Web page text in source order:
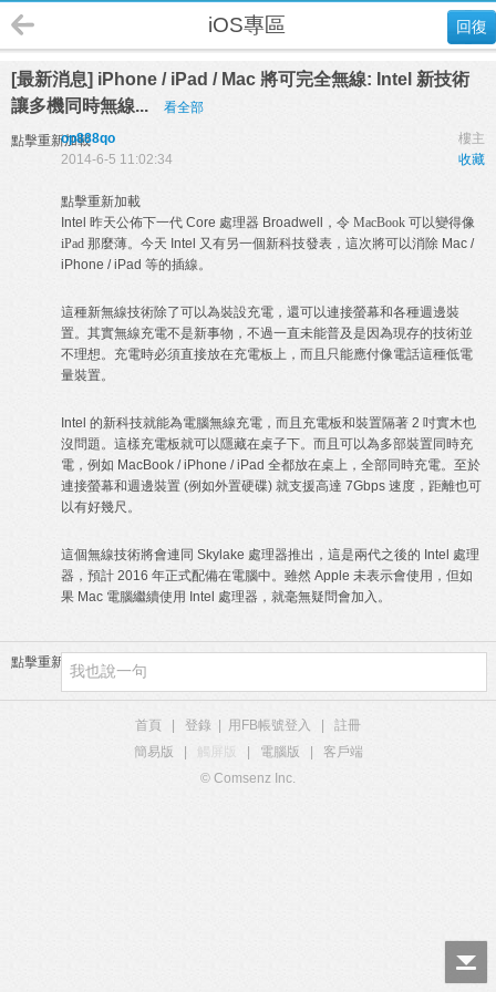
回復
iOS專區
[最新消息] iPhone / iPad / Mac 將可完全無線: Intel 新技術
讓多機同時無線...
看全部
點擊重新加載 樓主
op888qo
收藏
2014-6-5 11:02:34
點擊重新加載
Intel 昨天公佈下一代 Core 處理器 Broadwell，令 MacBook 可以變得像
iPad 那麼薄。今天 Intel 又有另一個新科技發表，這次將可以消除 Mac /
iPhone / iPad 等的插線。
這種新無線技術除了可以為裝設充電，還可以連接螢幕和各種週邊裝
置。其實無線充電不是新事物，不過一直未能普及是因為現存的技術並
不理想。充電時必須直接放在充電板上，而且只能應付像電話這種低電
量裝置。
Intel 的新科技就能為電腦無線充電，而且充電板和裝置隔著 2 吋實木也
沒問題。這樣充電板就可以隱藏在桌子下。而且可以為多部裝置同時充
電，例如 MacBook / iPhone / iPad 全都放在桌上，全部同時充電。至於
連接螢幕和週邊裝置 (例如外置硬碟) 就支援高達 7Gbps 速度，距離也可
以有好幾尺。
這個無線技術將會連同 Skylake 處理器推出，這是兩代之後的 Intel 處理
器，預計 2016 年正式配備在電腦中。雖然 Apple 未表示會使用，但如
果 Mac 電腦繼續使用 Intel 處理器，就毫無疑問會加入。
點擊重新加載
首頁 登錄 用FB帳號登入
註冊
簡易版
觸屏版 電腦版
客戶端
© Comsenz Inc.